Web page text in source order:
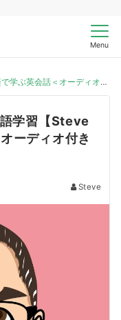
Menu
ぶ英会話＜オーディオ付き＞
学習【Steve
ーディオ付き
Steve